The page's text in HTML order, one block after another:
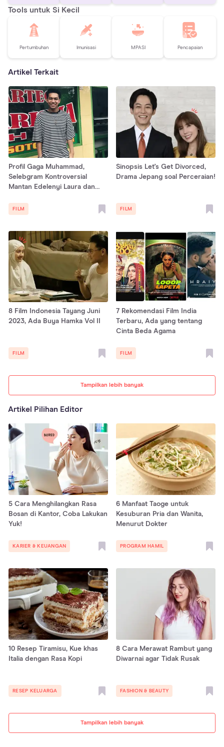
Tools untuk Si Kecil
Pertumbuhan Imunisasi MPASI Pencapaian
Artikel Terkait
Tampilkan lebih banyak
Profil Gaga Muhammad,
Selebgram Kontroversial
Mantan Edelenyi Laura dan
FILM
Sinopsis Let's Get Divorced,
Drama Jepang soal Perceraian!
FILM
8 Film Indonesia Tayang Juni
2023, Ada Buya Hamka Vol II
FILM
7 Rekomendasi Film India
Terbaru, Ada yang tentang
Cinta Beda Agama
FILM
Artikel Pilihan Editor
Tampilkan lebih banyak
5 Cara Menghilangkan Rasa
Bosan di Kantor, Coba Lakukan
Yuk!
KARIER & KEUANGAN
6 Manfaat Taoge untuk
Kesuburan Pria dan Wanita,
Menurut Dokter
PROGRAM HAMIL
10 Resep Tiramisu, Kue khas
Italia dengan Rasa Kopi
RESEP KELUARGA
8 Cara Merawat Rambut yang
Diwarnai agar Tidak Rusak
FASHION & BEAUTY